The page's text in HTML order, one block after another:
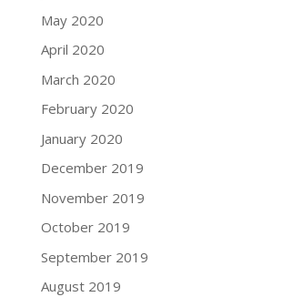
May 2020
April 2020
March 2020
February 2020
January 2020
December 2019
November 2019
October 2019
September 2019
August 2019